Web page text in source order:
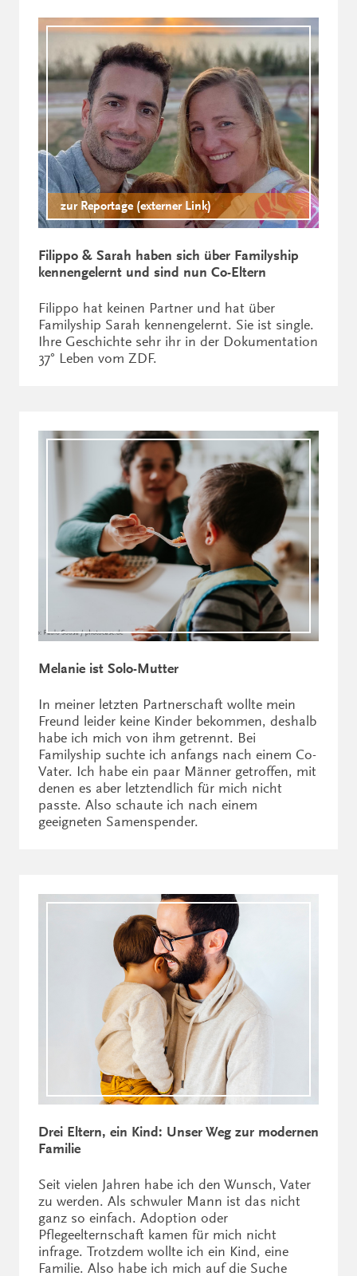
zur Reportage (externer Link)
Filippo & Sarah haben sich über Familyship
kennengelernt und sind nun Co-Eltern
Filippo hat keinen Partner und hat über
Familyship Sarah kennengelernt. Sie ist single.
Ihre Geschichte sehr ihr in der Dokumentation
37° Leben vom ZDF.
Melanie ist Solo-Mutter
In meiner letzten Partnerschaft wollte mein
Freund leider keine Kinder bekommen, deshalb
habe ich mich von ihm getrennt. Bei
Familyship suchte ich anfangs nach einem Co-
Vater. Ich habe ein paar Männer getroffen, mit
denen es aber letztendlich für mich nicht
passte. Also schaute ich nach einem
geeigneten Samenspender.
Drei Eltern, ein Kind: Unser Weg zur modernen
Familie
Seit vielen Jahren habe ich den Wunsch, Vater
zu werden. Als schwuler Mann ist das nicht
ganz so einfach. Adoption oder
Pflegeelternschaft kamen für mich nicht
infrage. Trotzdem wollte ich ein Kind, eine
Familie. Also habe ich mich auf die Suche